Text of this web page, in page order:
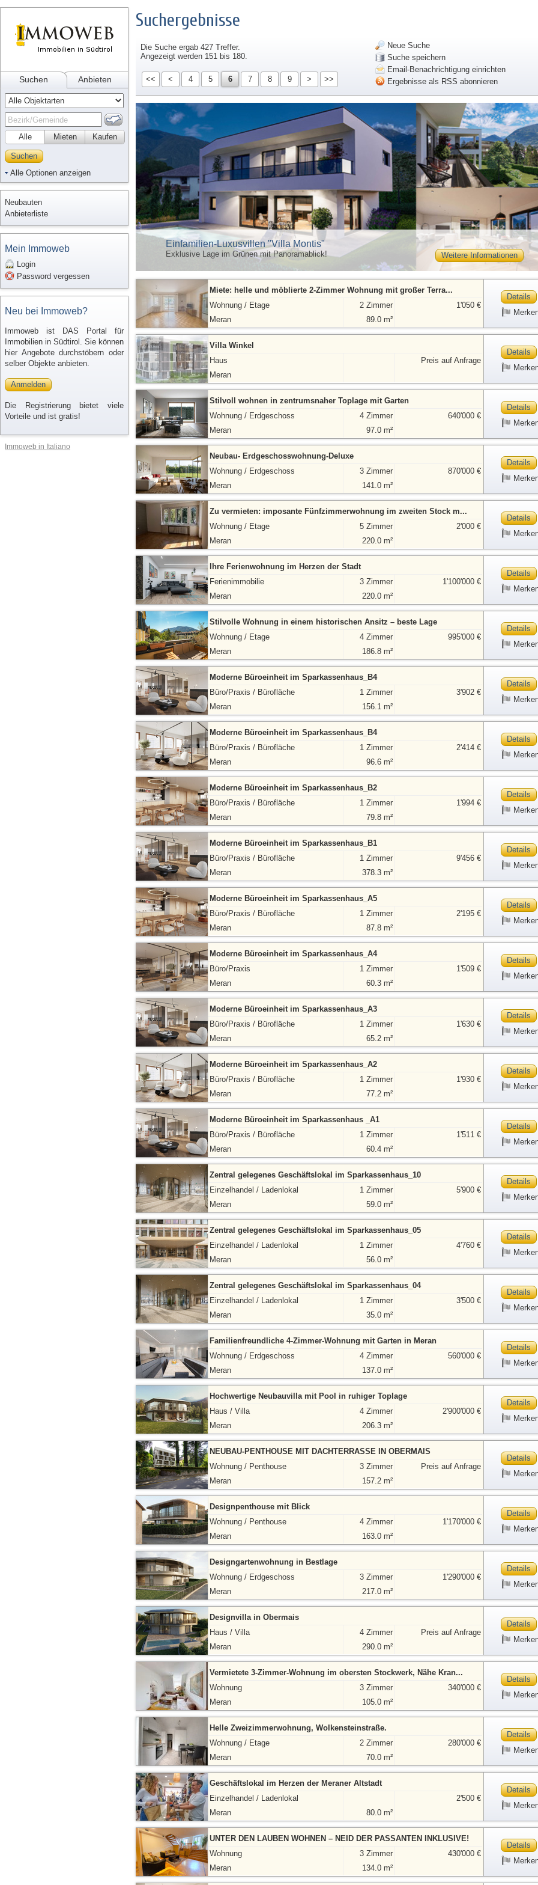
Suchen Anbieten
Alle Kaufen
Mieten
Suchen
Alle Optionen anzeigen
Neubauten
Anbieterliste
Mein Immoweb
Login
Password vergessen
Neu bei Immoweb?
Immoweb ist DAS Portal für
Immobilien in Südtirol. Sie können
hier Angebote durchstöbern oder
selber Objekte anbieten.
Anmelden
Die Registrierung bietet viele
Vorteile und ist gratis!
Immoweb in Italiano
Suchergebnisse
Neue Suche
Suche speichern
Email-Benachrichtigung einrichten
Ergebnisse als RSS abonnieren
Die Suche ergab 427 Treffer.
Angezeigt werden 151 bis 180.
<< < 4 5 6 7 8 9 > >>
Einfamilien-Luxusvillen "Villa Montis"
Exklusive Lage im Grünen mit Panoramablick! Weitere Informationen
Miete: helle und möblierte 2-Zimmer Wohnung mit großer Terra...
Wohnung / Etage
2 Zimmer
1'050 €
Meran
89.0 m²
Details
Villa Winkel
Haus
Preis auf Anfrage
Meran
Details
Stilvoll wohnen in zentrumsnaher Toplage mit Garten
Wohnung / Erdgeschoss
4 Zimmer
640'000 €
Meran
97.0 m²
Details
Neubau- Erdgeschosswohnung-Deluxe
Wohnung / Erdgeschoss
3 Zimmer
870'000 €
Meran
141.0 m²
Details
Zu vermieten: imposante Fünfzimmerwohnung im zweiten Stock m...
Wohnung / Etage
5 Zimmer
2'000 €
Meran
220.0 m²
Details
Ihre Ferienwohnung im Herzen der Stadt
Ferienimmobilie
3 Zimmer
1'100'000 €
Meran
220.0 m²
Details
Stilvolle Wohnung in einem historischen Ansitz – beste Lage
Wohnung / Etage
4 Zimmer
995'000 €
Meran
186.8 m²
Details
Moderne Büroeinheit im Sparkassenhaus_B4
Büro/Praxis / Bürofläche
1 Zimmer
3'902 €
Meran
156.1 m²
Details
Moderne Büroeinheit im Sparkassenhaus_B4
Büro/Praxis / Bürofläche
1 Zimmer
2'414 €
Meran
96.6 m²
Details
Moderne Büroeinheit im Sparkassenhaus_B2
Büro/Praxis / Bürofläche
1 Zimmer
1'994 €
Meran
79.8 m²
Details
Moderne Büroeinheit im Sparkassenhaus_B1
Büro/Praxis / Bürofläche
1 Zimmer
9'456 €
Meran
378.3 m²
Details
Moderne Büroeinheit im Sparkassenhaus_A5
Büro/Praxis / Bürofläche
1 Zimmer
2'195 €
Meran
87.8 m²
Details
Moderne Büroeinheit im Sparkassenhaus_A4
Büro/Praxis
1 Zimmer
1'509 €
Meran
60.3 m²
Details
Moderne Büroeinheit im Sparkassenhaus_A3
Büro/Praxis / Bürofläche
1 Zimmer
1'630 €
Meran
65.2 m²
Details
Moderne Büroeinheit im Sparkassenhaus_A2
Büro/Praxis / Bürofläche
1 Zimmer
1'930 €
Meran
77.2 m²
Details
Moderne Büroeinheit im Sparkassenhaus _A1
Büro/Praxis / Bürofläche
1 Zimmer
1'511 €
Meran
60.4 m²
Details
Zentral gelegenes Geschäftslokal im Sparkassenhaus_10
Einzelhandel / Ladenlokal
1 Zimmer
5'900 €
Meran
59.0 m²
Details
Zentral gelegenes Geschäftslokal im Sparkassenhaus_05
Einzelhandel / Ladenlokal
1 Zimmer
4'760 €
Meran
56.0 m²
Details
Zentral gelegenes Geschäftslokal im Sparkassenhaus_04
Einzelhandel / Ladenlokal
1 Zimmer
3'500 €
Meran
35.0 m²
Details
Familienfreundliche 4-Zimmer-Wohnung mit Garten in Meran
Wohnung / Erdgeschoss
4 Zimmer
560'000 €
Meran
137.0 m²
Details
Hochwertige Neubauvilla mit Pool in ruhiger Toplage
Haus / Villa
4 Zimmer
2'900'000 €
Meran
206.3 m²
Details
NEUBAU-PENTHOUSE MIT DACHTERRASSE IN OBERMAIS
Wohnung / Penthouse
3 Zimmer
Preis auf Anfrage
Meran
157.2 m²
Details
Designpenthouse mit Blick
Wohnung / Penthouse
4 Zimmer
1'170'000 €
Meran
163.0 m²
Details
Designgartenwohnung in Bestlage
Wohnung / Erdgeschoss
3 Zimmer
1'290'000 €
Meran
217.0 m²
Details
Designvilla in Obermais
Haus / Villa
4 Zimmer
Preis auf Anfrage
Meran
290.0 m²
Details
Vermietete 3-Zimmer-Wohnung im obersten Stockwerk, Nähe Kran...
Wohnung
3 Zimmer
340'000 €
Meran
105.0 m²
Details
Helle Zweizimmerwohnung, Wolkensteinstraße.
Wohnung / Etage
2 Zimmer
280'000 €
Meran
70.0 m²
Details
Geschäftslokal im Herzen der Meraner Altstadt
Einzelhandel / Ladenlokal
2'500 €
Meran
80.0 m²
Details
UNTER DEN LAUBEN WOHNEN – NEID DER PASSANTEN INKLUSIVE!
Wohnung
3 Zimmer
430'000 €
Meran
134.0 m²
Details